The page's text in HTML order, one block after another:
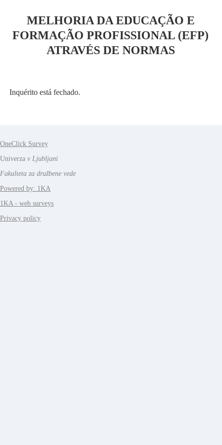
MELHORIA DA EDUCAÇÃO E
FORMAÇÃO PROFISSIONAL (EFP)
ATRAVÉS DE NORMAS
Inquérito está fechado.
OneClick Survey
Univerza v Ljubljani
Fakulteta za družbene vede
Powered by: 1KA
1KA - web surveys
Privacy policy